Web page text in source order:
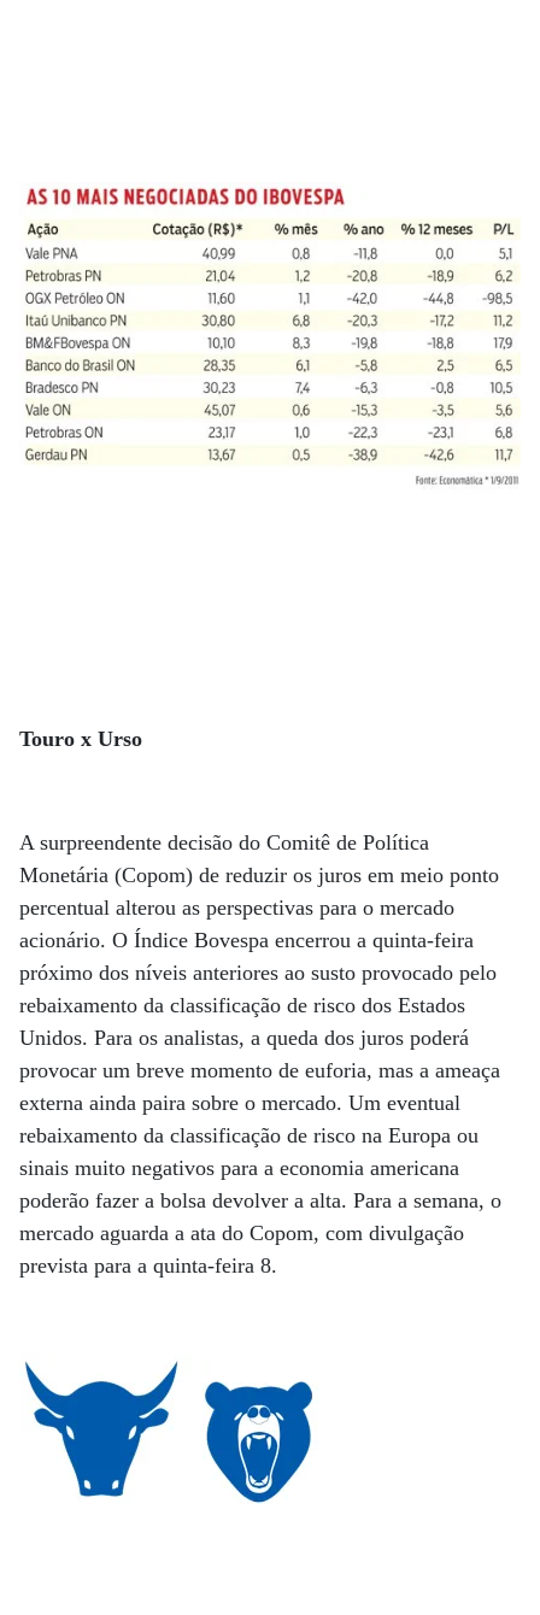
Touro x Urso
A surpreendente decisão do Comitê de Política
Monetária (Copom) de reduzir os juros em meio ponto
percentual alterou as perspectivas para o mercado
acionário. O Índice Bovespa encerrou a quinta-feira
próximo dos níveis anteriores ao susto provocado pelo
rebaixamento da classificação de risco dos Estados
Unidos. Para os analistas, a queda dos juros poderá
provocar um breve momento de euforia, mas a ameaça
externa ainda paira sobre o mercado. Um eventual
rebaixamento da classificação de risco na Europa ou
sinais muito negativos para a economia americana
poderão fazer a bolsa devolver a alta. Para a semana, o
mercado aguarda a ata do Copom, com divulgação
prevista para a quinta-feira 8.